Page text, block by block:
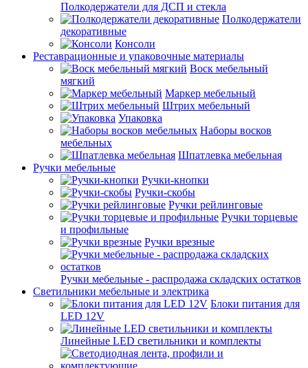
Полкодержатели для ДСП и стекла
Полкодержатели
декоративные
Консоли
Реставрационные и упаковочные материалы
Воск мебельный
мягкий
Маркер мебельный
Штрих мебельный
Упаковка
Наборы восков
мебельных
Шпатлевка мебельная
Ручки мебельные
Ручки-кнопки
Ручки-скобы
Ручки рейлинговые
Ручки торцевые
и профильные
Ручки врезные
Ручки мебельные - распродажа складских остатков
Светильники мебельные и электрика
Блоки питания для
LED 12V
Линейные LED светильники и комплекты